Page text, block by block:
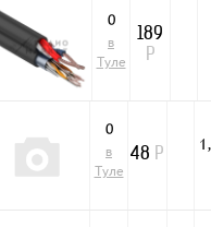
0
в
Туле
189
Р
0
в
Туле
48 Р